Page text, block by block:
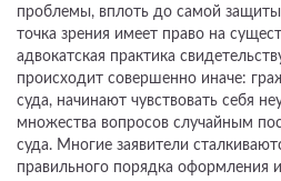
проблемы, вплоть до самой защиты
точка зрения имеет право на
адвокатская практика
происходит совершенно иначе:
суда, начинают чувствовать себя
множества вопросов случайным
суда. Многие заявители
правильного порядка оформления